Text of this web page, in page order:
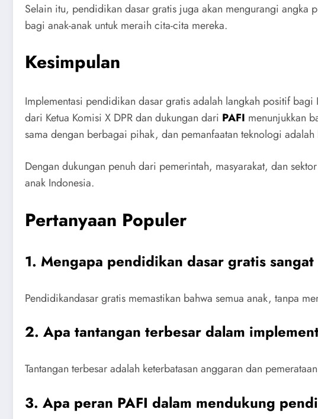
Selain itu, pendidikan dasar gratis juga akan mengurangi angka
bagi anak-anak untuk meraih cita-cita mereka.
Kesimpulan
Implementasi pendidikan dasar gratis adalah langkah positif
dari Ketua Komisi X DPR dan dukungan dari PAFI menunjukkan
sama dengan berbagai pihak, dan pemanfaatan teknologi
Dengan dukungan penuh dari pemerintah, masyarakat, dan
anak Indonesia.
Pertanyaan Populer
1. Mengapa pendidikan dasar gratis
Pendidikandasar gratis memastikan bahwa semua anak, tanpa
2. Apa tantangan terbesar dalam
Tantangan terbesar adalah keterbatasan anggaran dan
3. Apa peran PAFI dalam mendukung